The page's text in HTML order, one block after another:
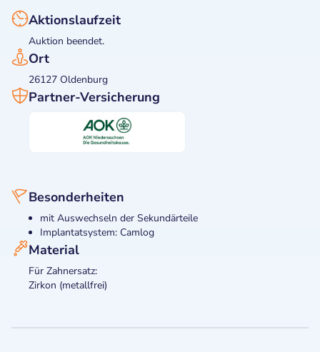
Aktionslaufzeit
Auktion beendet.
Ort
26127 Oldenburg
Partner-Versicherung
Besonderheiten
mit Auswechseln der Sekundärteile
Implantatsystem: Camlog
Material
Für Zahnersatz:
Zirkon (metallfrei)